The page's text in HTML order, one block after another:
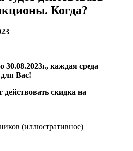
Когда?
30.08.2023г., каждая среда
Вас!
(иллюстративное)